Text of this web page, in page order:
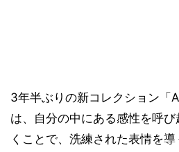
3年半ぶりの新コレクション「
は、自分の中にある感性を呼
くことで、洗練された表情を